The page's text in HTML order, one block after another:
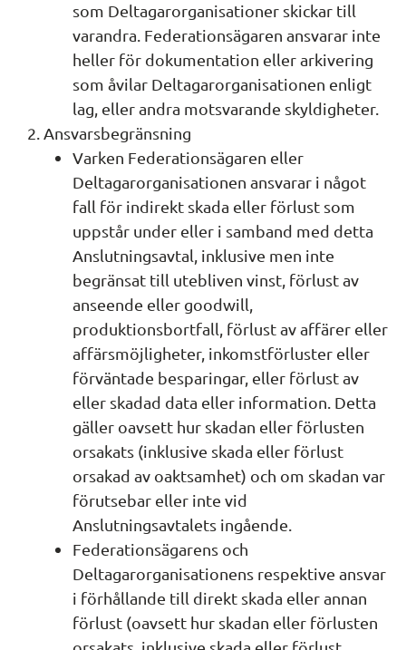
som Deltagarorganisationer skickar till
varandra. Federationsägaren ansvarar inte
heller för dokumentation eller arkivering
som åvilar Deltagarorganisationen enligt
lag, eller andra motsvarande skyldigheter.
Ansvarsbegränsning
Varken Federationsägaren eller
Deltagarorganisationen ansvarar i något
fall för indirekt skada eller förlust som
uppstår under eller i samband med detta
Anslutningsavtal, inklusive men inte
begränsat till utebliven vinst, förlust av
anseende eller goodwill,
produktionsbortfall, förlust av affärer eller
affärsmöjligheter, inkomstförluster eller
förväntade besparingar, eller förlust av
eller skadad data eller information. Detta
gäller oavsett hur skadan eller förlusten
orsakats (inklusive skada eller förlust
orsakad av oaktsamhet) och om skadan var
förutsebar eller inte vid
Anslutningsavtalets ingående.
Federationsägarens och
Deltagarorganisationens respektive ansvar
i förhållande till direkt skada eller annan
förlust (oavsett hur skadan eller förlusten